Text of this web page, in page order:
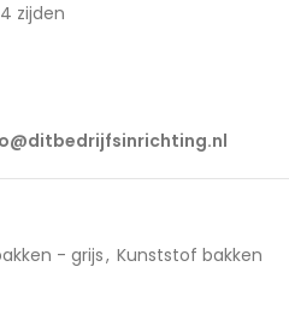
zijden
- grijs, Kunststof bakken